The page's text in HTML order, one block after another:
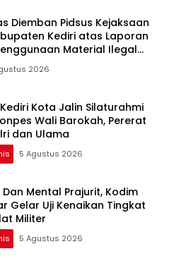
Diemban Pidsus Kejaksaan
Kediri atas Laporan
Material Ilegal
Oleh PT. HASTARI JAYA
2026
Kota Jalin Silaturahmi
Wali Barokah, Pererat
dan Ulama
5 Agustus 2026
Dan Mental Prajurit, Kodim
Gelar Uji Kenaikan Tingkat
Militer
5 Agustus 2026